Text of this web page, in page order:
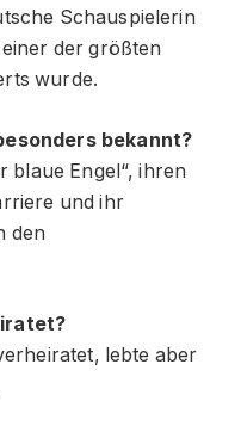
Schauspielerin
der größten
wurde.
bekannt?
blaue Engel“, ihren
und ihr
den
lebte aber